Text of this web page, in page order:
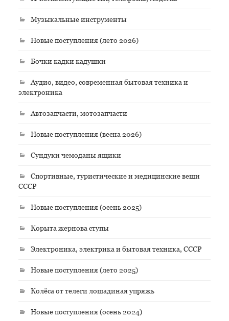
Музыкальные инструменты
Новые поступления (лето 2026)
Бочки кадки кадушки
Аудио, видео, современная бытовая техника и
электроника
Автозапчасти, мотозапчасти
Новые поступления (весна 2026)
Сундуки чемоданы ящики
Спортивные, туристические и медицинские вещи
СССР
Новые поступления (осень 2025)
Корыта жернова ступы
Электроника, электрика и бытовая техника, СССР
Новые поступления (лето 2025)
Колёса от телеги лошадиная упряжь
Новые поступления (осень 2024)